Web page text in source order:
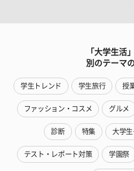
「大学生活
別のテーマ
学生トレンド 学生旅行 授
ファッション・コスメ グルメ
診断 特集 大学生
テスト・レポート対策 学園祭